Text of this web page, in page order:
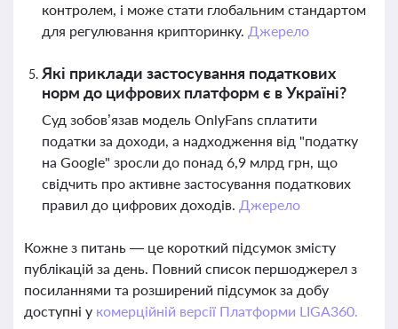
контролем, і може стати глобальним стандартом
для регулювання крипторинку. Джерело
Які приклади застосування податкових
норм до цифрових платформ є в Україні?
Суд зобов’язав модель OnlyFans сплатити
податки за доходи, а надходження від "податку
на Google" зросли до понад 6,9 млрд грн, що
свідчить про активне застосування податкових
правил до цифрових доходів. Джерело
Кожне з питань — це короткий підсумок змісту
публікацій за день. Повний список першоджерел з
посиланнями та розширений підсумок за добу
доступні у комерційній версії Платформи LIGA360.